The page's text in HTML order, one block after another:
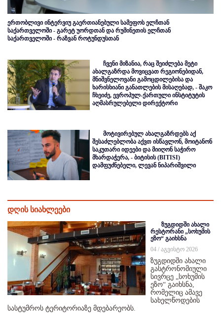
ერთობლივი ინტერვიუ გაერთიანებული სამეფოს ელჩთან
საქართველოში - გარეტ უორდთან და რუმინეთის ელჩთან
საქართველოში - რაზვან როტუნდუსთან
ჩვენი მიზანია, რაც შეიძლება მეტი
ახალგაზრდა მოვიცვათ რეგიონებიდან,
მნიშვნელოვანი გამოცდილებისა და
ხარისხიანი განათლების მისაღებად, - შაკო
ჩხეიძე, ევროპულ-ქართული ინსტიტუტის
აღმასრულებელი დირექტორი
მოტივირებულ ახალგაზრდებს აქ
შესაძლებლობა აქვთ ისწავლონ, მოიტანონ
საკუთარი იდეები და მიიღონ საჭირო
მხარდაჭერა, - ბიტისის (BITISI)
დამფუძნებელი, ლევან ნიპარიშვილი
დღის სიახლეები
ზუგდიდში ახალი
რესტორანი „სოხუმის
ეზო“ გაიხსნა
04 / აგვისტო 2026
ზუგდიდში ახალი
გასტრონომიული
სივრცე „სოხუმის
ეზო“ გაიხსნა,
რომელიც ამავე
სახელწოდების
სასტუმროს ტერიტორიაზე მდებარეობს.